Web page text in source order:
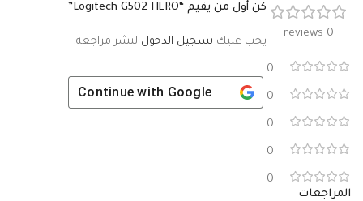
0 reviews
0
0
0
0
0
المراجعات
كن أول من يقيم “Logitech G502 HERO”
يجب عليك تسجيل الدخول لنشر مراجعة.
Continue with Google